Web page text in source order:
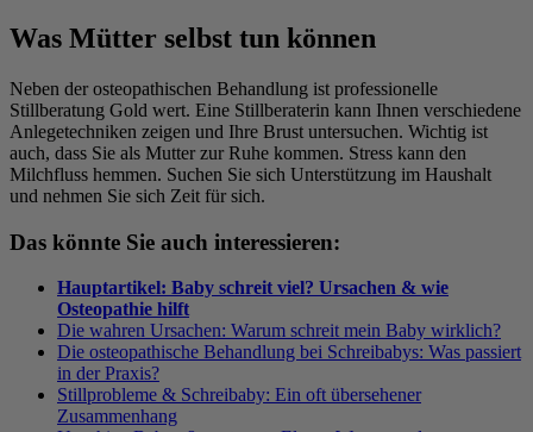
Was Mütter selbst tun können
Neben der osteopathischen Behandlung ist professionelle
Stillberatung Gold wert. Eine Stillberaterin kann Ihnen verschiedene
Anlegetechniken zeigen und Ihre Brust untersuchen. Wichtig ist
auch, dass Sie als Mutter zur Ruhe kommen. Stress kann den
Milchfluss hemmen. Suchen Sie sich Unterstützung im Haushalt
und nehmen Sie sich Zeit für sich.
Das könnte Sie auch interessieren:
Hauptartikel: Baby schreit viel? Ursachen & wie
Osteopathie hilft
Die wahren Ursachen: Warum schreit mein Baby wirklich?
Die osteopathische Behandlung bei Schreibabys: Was passiert
in der Praxis?
Stillprobleme & Schreibaby: Ein oft übersehener
Zusammenhang